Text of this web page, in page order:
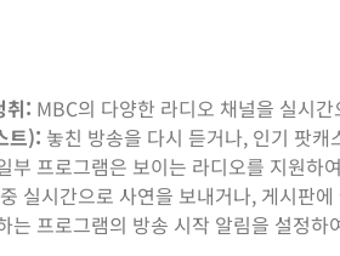
취: MBC의 다양한 라디오 채널을 실시
트): 놓친 방송을 다시 듣거나, 인기 팟
부 프로그램은 보이는 라디오를 지원하
실시간으로 사연을 보내거나, 게시판
는 프로그램의 방송 시작 알림을 설정